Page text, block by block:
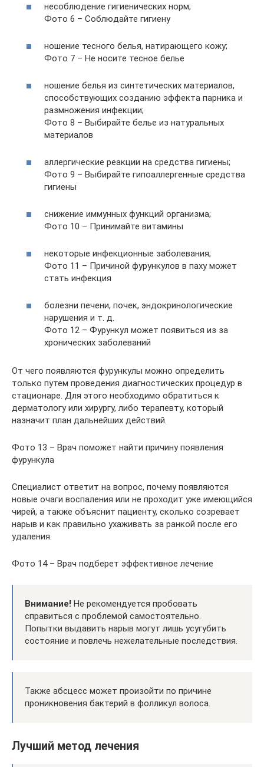
несоблюдение гигиенических норм;
Фото 6 – Соблюдайте гигиену
ношение тесного белья, натирающего кожу;
Фото 7 – Не носите тесное белье
ношение белья из синтетических материалов,
способствующих созданию эффекта парника и
размножения инфекции;
Фото 8 – Выбирайте белье из натуральных
материалов
аллергические реакции на средства гигиены;
Фото 9 – Выбирайте гипоаллергенные средства
гигиены
снижение иммунных функций организма;
Фото 10 – Принимайте витамины
некоторые инфекционные заболевания;
Фото 11 – Причиной фурункулов в паху может
стать инфекция
болезни печени, почек, эндокринологические
нарушения и т. д.
Фото 12 – Фурункул может появиться из за
хронических заболеваний
От чего появляются фурункулы можно определить
только путем проведения диагностических процедур в
стационаре. Для этого необходимо обратиться к
дерматологу или хирургу, либо терапевту, который
назначит план дальнейших действий.
Фото 13 – Врач поможет найти причину появления
фурункула
Специалист ответит на вопрос, почему появляются
новые очаги воспаления или не проходит уже имеющийся
чирей, а также объяснит пациенту, сколько созревает
нарыв и как правильно ухаживать за ранкой после его
удаления.
Фото 14 – Врач подберет эффективное лечение
Внимание! Не рекомендуется пробовать
справиться с проблемой самостоятельно.
Попытки выдавить нарыв могут лишь усугубить
состояние и повлечь нежелательные последствия.
Также абсцесс может произойти по причине
проникновения бактерий в фолликул волоса.
Лучший метод лечения